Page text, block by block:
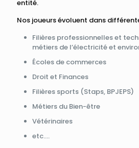
entité.
Nos joueurs évoluent dans
Filières professionnelles et
métiers de l’électricité et
Écoles de commerces
Droit et Finances
Filières sports (Staps, BPJEPS)
Métiers du Bien-être
Vétérinaires
etc....